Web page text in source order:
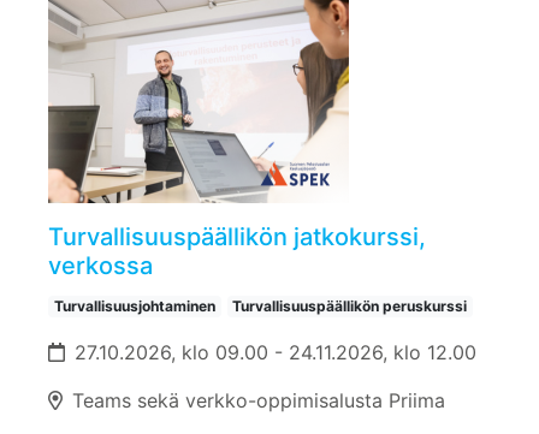
Turvallisuuspäällikön jatkokurssi,
verkossa
Turvallisuusjohtaminen Turvallisuuspäällikön peruskurssi
27.10.2026, klo 09.00 - 24.11.2026, klo 12.00
Teams sekä verkko-oppimisalusta Priima